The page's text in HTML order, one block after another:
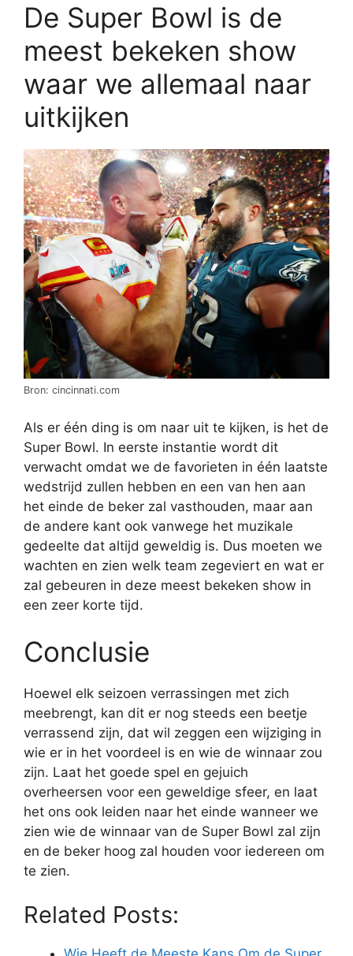
De Super Bowl is de
meest bekeken show
waar we allemaal naar
uitkijken
Bron: cincinnati.com
Als er één ding is om naar uit te kijken, is het de
Super Bowl. In eerste instantie wordt dit
verwacht omdat we de favorieten in één laatste
wedstrijd zullen hebben en een van hen aan
het einde de beker zal vasthouden, maar aan
de andere kant ook vanwege het muzikale
gedeelte dat altijd geweldig is. Dus moeten we
wachten en zien welk team zegeviert en wat er
zal gebeuren in deze meest bekeken show in
een zeer korte tijd.
Conclusie
Hoewel elk seizoen verrassingen met zich
meebrengt, kan dit er nog steeds een beetje
verrassend zijn, dat wil zeggen een wijziging in
wie er in het voordeel is en wie de winnaar zou
zijn. Laat het goede spel en gejuich
overheersen voor een geweldige sfeer, en laat
het ons ook leiden naar het einde wanneer we
zien wie de winnaar van de Super Bowl zal zijn
en de beker hoog zal houden voor iedereen om
te zien.
Related Posts: